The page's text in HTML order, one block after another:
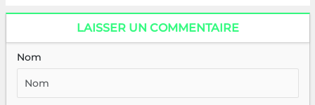
LAISSER UN COMMENTAIRE
Nom